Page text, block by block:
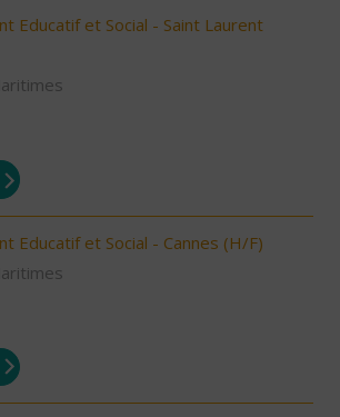
Educatif et Social - Saint Laurent
Educatif et Social - Cannes (H/F)